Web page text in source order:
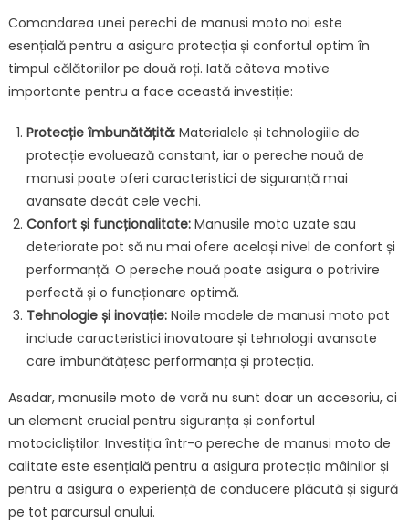
Comandarea unei perechi de manusi moto noi este
esențială pentru a asigura protecția și confortul optim în
timpul călătoriilor pe două roți. Iată câteva motive
importante pentru a face această investiție:
Protecție îmbunătățită:Materialele și tehnologiile de
protecție evoluează constant, iar o pereche nouă de
manusi poate oferi caracteristici de siguranță mai
avansate decât cele vechi.
Confort și funcționalitate:Manusile moto uzate sau
deteriorate pot să nu mai ofere același nivel de confort și
performanță. O pereche nouă poate asigura o potrivire
perfectă și o funcționare optimă.
Tehnologie și inovație:Noile modele de manusi moto pot
include caracteristici inovatoare și tehnologii avansate
care îmbunătățesc performanța și protecția.
Asadar, manusile moto de vară nu sunt doar un accesoriu, ci
un element crucial pentru siguranța și confortul
motocicliștilor. Investiția într-o pereche de manusi moto de
calitate este esențială pentru a asigura protecția mâinilor și
pentru a asigura o experiență de conducere plăcută și sigură
pe tot parcursul anului.